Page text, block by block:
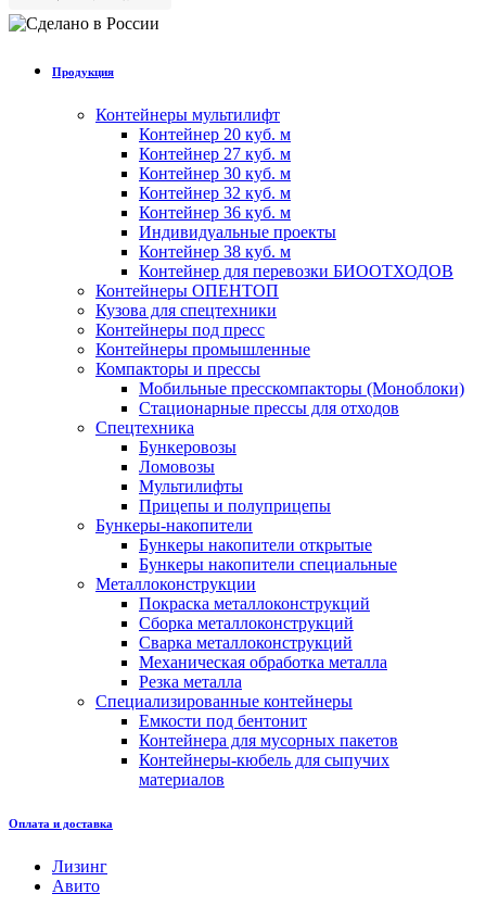
Продукция
Контейнеры мультилифт
Контейнер 20 куб. м
Контейнер 27 куб. м
Контейнер 30 куб. м
Контейнер 32 куб. м
Контейнер 36 куб. м
Индивидуальные проекты
Контейнер 38 куб. м
Контейнер для перевозки БИООТХОДОВ
Контейнеры ОПЕНТОП
Кузова для спецтехники
Контейнеры под пресс
Контейнеры промышленные
Компакторы и прессы
Мобильные пресскомпакторы (Моноблоки)
Стационарные прессы для отходов
Спецтехника
Бункеровозы
Ломовозы
Мультилифты
Прицепы и полуприцепы
Бункеры-накопители
Бункеры накопители открытые
Бункеры накопители специальные
Металлоконструкции
Покраска металлоконструкций
Сборка металлоконструкций
Сварка металлоконструкций
Механическая обработка металла
Резка металла
Специализированные контейнеры
Емкости под бентонит
Контейнера для мусорных пакетов
Контейнеры-кюбель для сыпучих
материалов
Оплата и доставка
Лизинг
Авито